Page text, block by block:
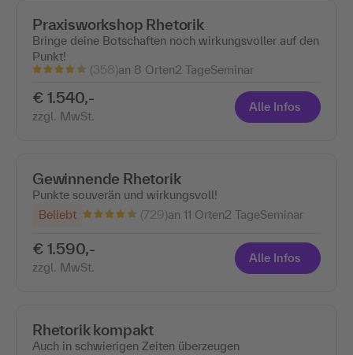
Praxisworkshop Rhetorik
Bringe deine Botschaften noch wirkungsvoller auf den
Punkt!
(358)an 8 Orten2 TageSeminar
€ 1.540,-
zzgl. MwSt.
Alle Infos
Gewinnende Rhetorik
Punkte souverän und wirkungsvoll!
Beliebt
(729)an 11 Orten2 TageSeminar
€ 1.590,-
zzgl. MwSt.
Alle Infos
Rhetorik kompakt
Auch in schwierigen Zeiten überzeugen